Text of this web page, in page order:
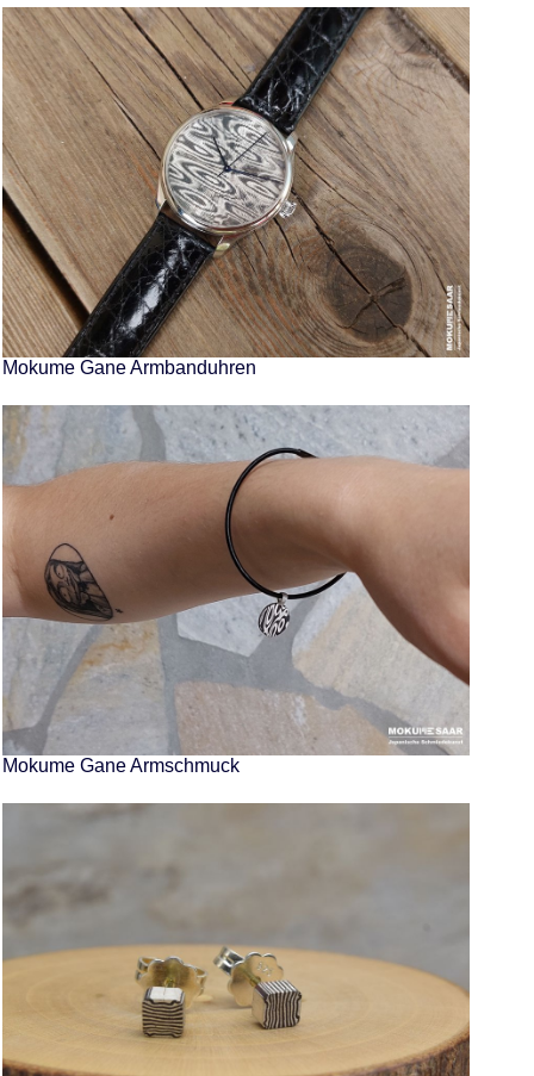
Mokume Gane Armbanduhren
Mokume Gane Armschmuck